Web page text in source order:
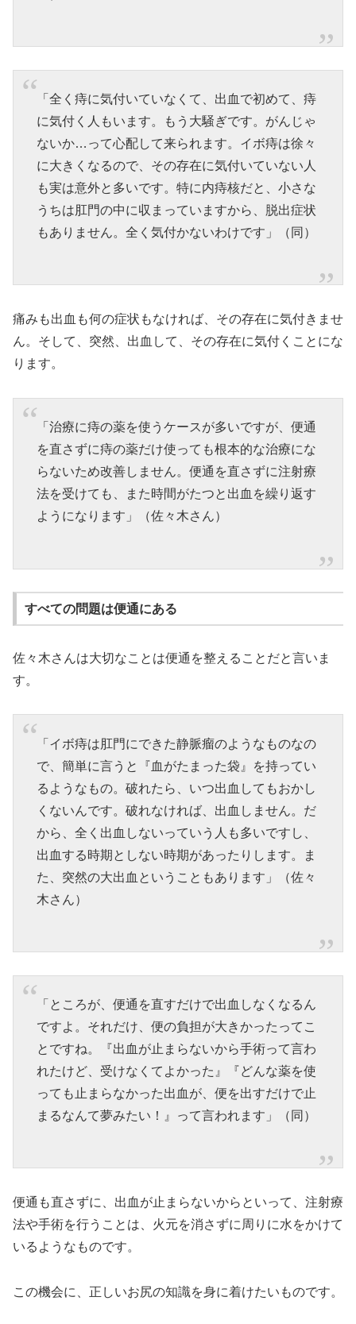
「全く痔に気付いていなくて、出血で初めて、痔
に気付く人もいます。もう大騒ぎです。がんじゃ
ないか…って心配して来られます。イボ痔は徐々
に大きくなるので、その存在に気付いていない人
も実は意外と多いです。特に内痔核だと、小さな
うちは肛門の中に収まっていますから、脱出症状
もありません。全く気付かないわけです」（同）
痛みも出血も何の症状もなければ、その存在に気付きませ
ん。そして、突然、出血して、その存在に気付くことにな
ります。
「治療に痔の薬を使うケースが多いですが、便通
を直さずに痔の薬だけ使っても根本的な治療にな
らないため改善しません。便通を直さずに注射療
法を受けても、また時間がたつと出血を繰り返す
ようになります」（佐々木さん）
すべての問題は便通にある
佐々木さんは大切なことは便通を整えることだと言いま
す。
「イボ痔は肛門にできた静脈瘤のようなものなの
で、簡単に言うと『血がたまった袋』を持ってい
るようなもの。破れたら、いつ出血してもおかし
くないんです。破れなければ、出血しません。だ
から、全く出血しないっていう人も多いですし、
出血する時期としない時期があったりします。ま
た、突然の大出血ということもあります」（佐々
木さん）
「ところが、便通を直すだけで出血しなくなるん
ですよ。それだけ、便の負担が大きかったってこ
とですね。『出血が止まらないから手術って言わ
れたけど、受けなくてよかった』『どんな薬を使
っても止まらなかった出血が、便を出すだけで止
まるなんて夢みたい！』って言われます」（同）
便通も直さずに、出血が止まらないからといって、注射療
法や手術を行うことは、火元を消さずに周りに水をかけて
いるようなものです。
この機会に、正しいお尻の知識を身に着けたいものです。